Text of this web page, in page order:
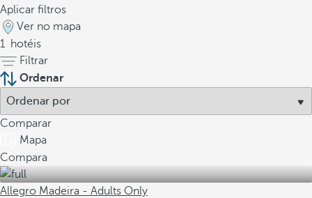
Aplicar filtros
Ver no mapa
1 hotéis
Filtrar
Ordenar
Comparar
Mapa
Compara
Allegro Madeira - Adults Only